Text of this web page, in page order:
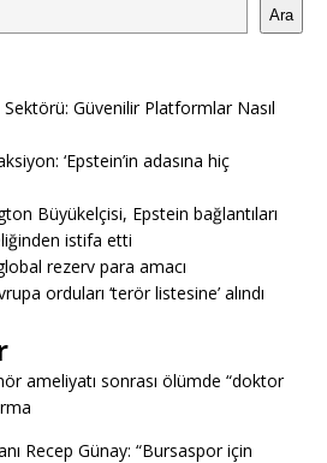
Ara
Sektörü: Güvenilir Platformlar Nasıl
‘Epstein’in adasına hiç
Büyükelçisi, Epstein bağlantıları
istifa etti
rezerv para amacı
orduları ‘terör listesine’ alındı
ameliyatı sonrası ölümde “doktor
Recep Günay: “Bursaspor için